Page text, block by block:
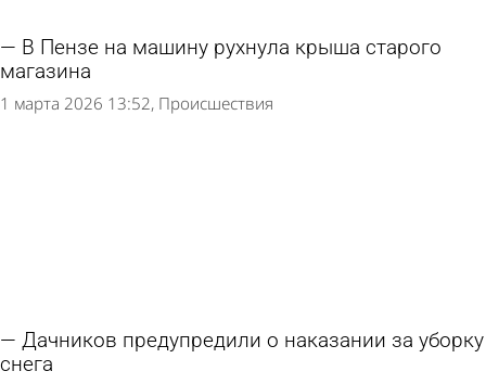
В Пензе на машину рухнула крыша старого
магазина
1 марта 2026 13:52 Происшествия
Дачников предупредили о наказании за уборку
снега